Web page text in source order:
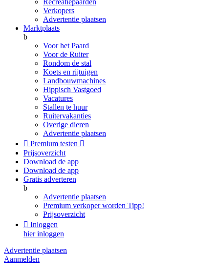
Recreatiepaarden
Verkopers
Advertentie plaatsen
Marktplaats
b
Voor het Paard
Voor de Ruiter
Rondom de stal
Koets en rijtuigen
Landbouwmachines
Hippisch Vastgoed
Vacatures
Stallen te huur
Ruitervakanties
Overige dieren
Advertentie plaatsen
 Premium testen 
Prijsoverzicht
Download de app
Download de app
Gratis adverteren
b
Advertentie plaatsen
Premium verkoper worden Tipp!
Prijsoverzicht
 Inloggen
hier inloggen
Advertentie plaatsen
Aanmelden